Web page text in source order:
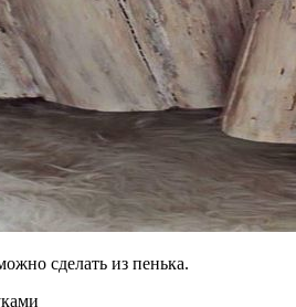
сделать из пенька.